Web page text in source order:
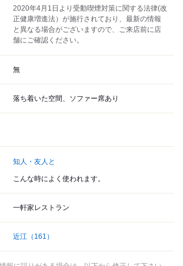
2020年4月1日より受動喫煙対策に関する法律(改
正健康増進法）が施行されており、最新の情報
と異なる場合がございますので、ご来店前に店
舗にご確認ください。
無
落ち着いた空間、ソファー席あり
知人・友人と
こんな時によく使われます。
一軒家レストラン
近江 （161）